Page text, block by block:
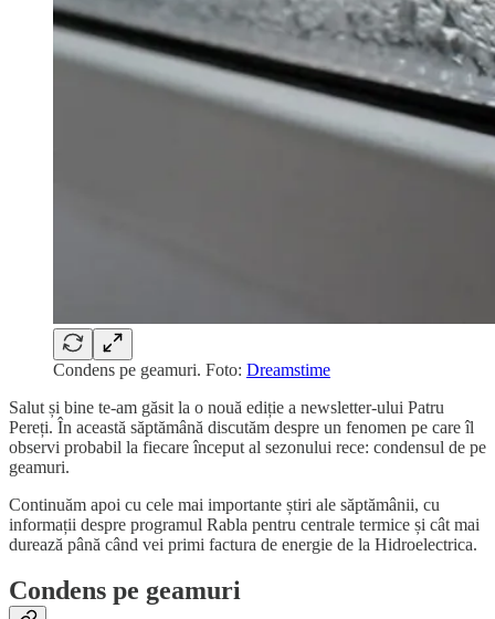
Condens pe geamuri. Foto: Dreamstime
Salut și bine te-am găsit la o nouă ediție a newsletter-ului Patru
Pereți. În această săptămână discutăm despre un fenomen pe care îl
observi probabil la fiecare început al sezonului rece: condensul de pe
geamuri.
Continuăm apoi cu cele mai importante știri ale săptămânii, cu
informații despre programul Rabla pentru centrale termice și cât mai
durează până când vei primi factura de energie de la Hidroelectrica.
Condens pe geamuri